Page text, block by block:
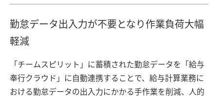
勤怠データ出入力が不要となり作業負荷大幅
軽減
「チームスピリット」に蓄積された勤怠データを「給与
奉行クラウド」に自動連携することで、給与計算業務に
おける勤怠データの出入力にかかる手作業を削減、人的